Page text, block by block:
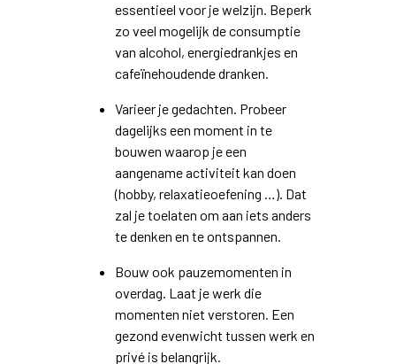
essentieel voor je welzijn. Beperk
zo veel mogelijk de consumptie
van alcohol, energiedrankjes en
cafeïnehoudende dranken.
Varieer je gedachten. Probeer
dagelijks een moment in te
bouwen waarop je een
aangename activiteit kan doen
(hobby, relaxatieoefening …). Dat
zal je toelaten om aan iets anders
te denken en te ontspannen.
Bouw ook pauzemomenten in
overdag. Laat je werk die
momenten niet verstoren. Een
gezond evenwicht tussen werk en
privé is belangrijk.